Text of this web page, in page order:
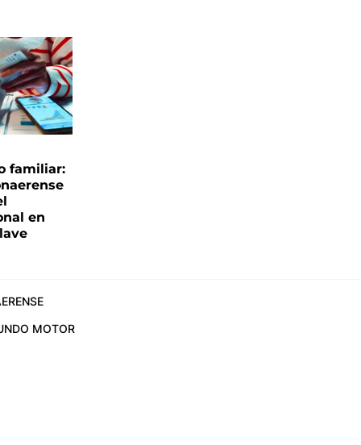
familiar:
en
MOTOR